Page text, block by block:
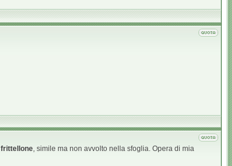
frittellone, simile ma non avvolto nella sfoglia. Opera di mia